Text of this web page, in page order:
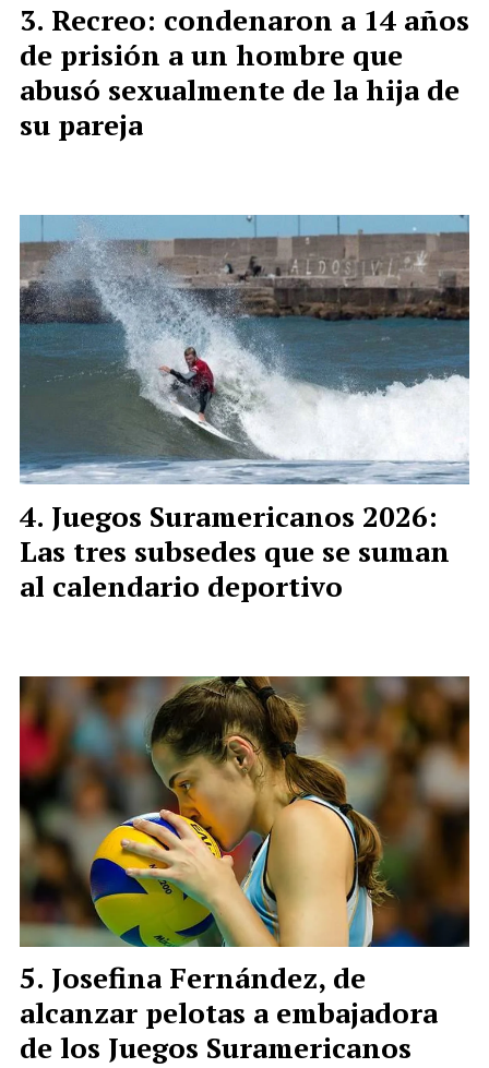
Recreo: condenaron a 14 años
de prisión a un hombre que
abusó sexualmente de la hija de
su pareja
Juegos Suramericanos 2026:
Las tres subsedes que se suman
al calendario deportivo
Josefina Fernández, de
alcanzar pelotas a embajadora
de los Juegos Suramericanos